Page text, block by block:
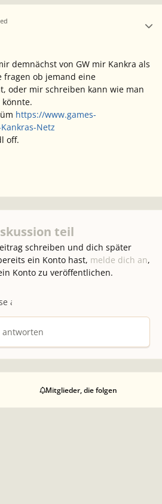
demnächst von GW mir Kankra als
fragen ob jemand eine
oder mir schreiben kann wie man
https://www.games-
Netz
off.
teil
schreiben und dich später
ein Konto hast, melde dich an,
Konto zu veröffentlichen.
antworten
Mitglieder, die folgen